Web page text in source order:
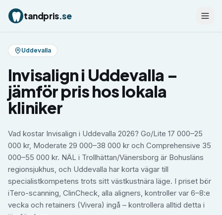
tandpris.se
Uddevalla
Invisaligni Uddevalla –
jämför pris hos lokala
kliniker
Vad kostar Invisalign i Uddevalla 2026? Go/Lite 17 000–25
000 kr, Moderate 29 000–38 000 kr och Comprehensive 35
000–55 000 kr. NÄL i Trollhättan/Vänersborg är Bohusläns
regionsjukhus, och Uddevalla har korta vägar till
specialistkompetens trots sitt västkustnära läge. I priset bör
iTero-scanning, ClinCheck, alla aligners, kontroller var 6–8:e
vecka och retainers (Vivera) ingå – kontrollera alltid detta i